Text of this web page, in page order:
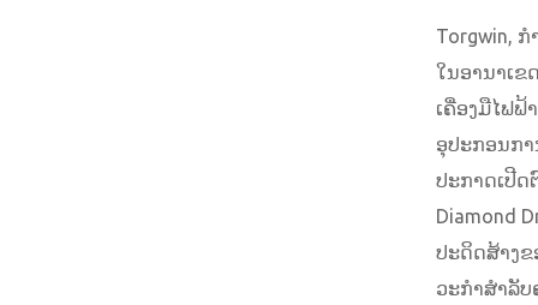
Torgwin, ກໍ
ໃນອານາເຂ
ເຄື່ອງມືໄຟຟ້
ອຸປະກອນກາ
ປະກາດເປີດ
Diamond
ປະດິດສ້າງຂ
ວະກໍາສໍາລັ